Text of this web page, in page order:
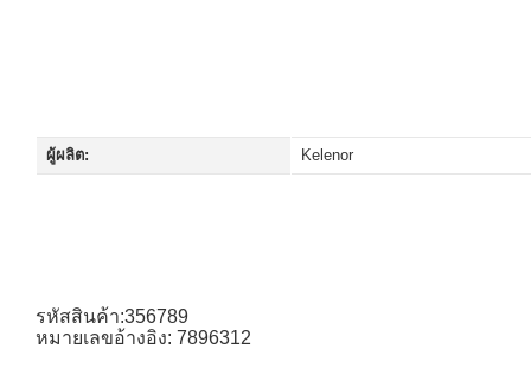
ผู้ผลิต: Kelenor
รหัสสินค้า:356789
หมายเลขอ้างอิง: 7896312